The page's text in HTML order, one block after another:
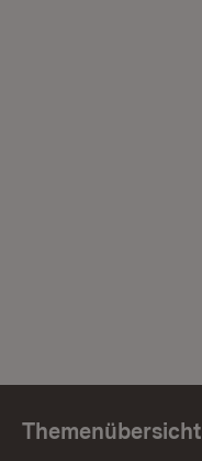
Themenübersicht